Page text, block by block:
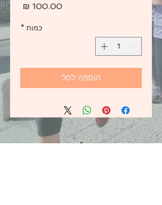
מחיר
כמות *
הוספה לסל